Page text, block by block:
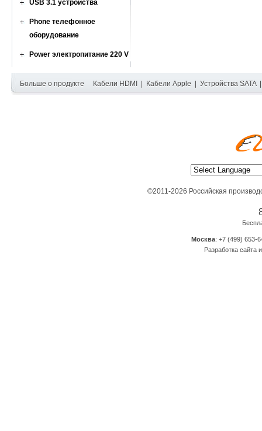
USB 3.1 устройства
Phone телефонное
оборудование
Power электропитание 220 V
Больше о продукте Кабели HDMI Кабели Apple Устройства SATA
©2011-2026 Российская
Москва: +7 (499) 653-
Разработка сайта